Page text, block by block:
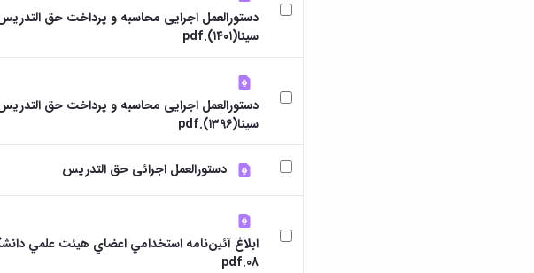
دستورالعمل اجرایی محاسبه و پرداخت حق
سینا(۱۴۰۱).pdf
دستورالعمل اجرایی محاسبه و پرداخت حق
سینا(۱396).pdf
دستورالعمل اجرائی حق التدریس
08.pdf